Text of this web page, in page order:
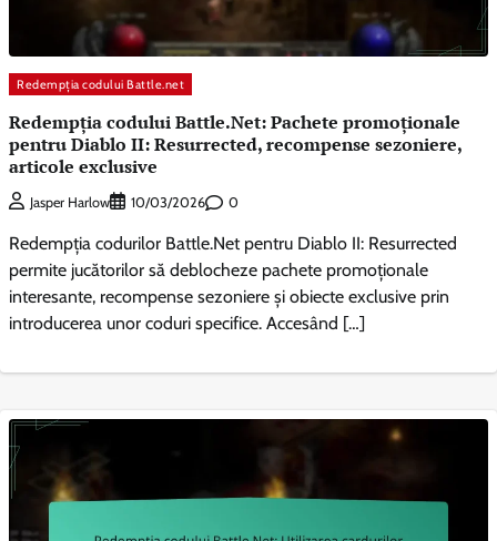
Redempția codului Battle.net
Redempția codului Battle.Net: Pachete promoționale
pentru Diablo II: Resurrected, recompense sezoniere,
articole exclusive
Jasper Harlow 10/03/2026 0
Redempția codurilor Battle.Net pentru Diablo II: Resurrected
permite jucătorilor să deblocheze pachete promoționale
interesante, recompense sezoniere și obiecte exclusive prin
introducerea unor coduri specifice. Accesând […]